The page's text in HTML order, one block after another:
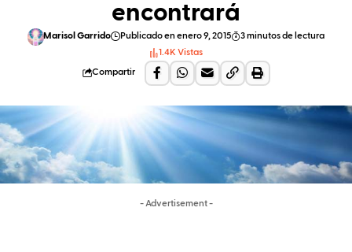
encontrará
Marisol Garrido Publicado en enero 9, 2015
3 minutos de lectura
1.4K Vistas
Compartir
- Advertisement -